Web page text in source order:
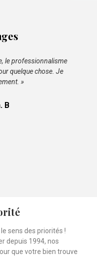
le professionnalisme
quelque chose. Je
»
B
sens des priorités !
depuis 1994, nos
que votre bien trouve